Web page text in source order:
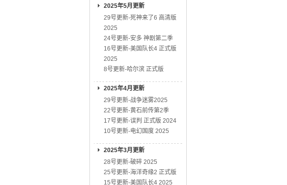
2025年5月更新
29号更新-死神来了6 高清版
2025
24号更新-安多 神剧第二季
16号更新-美国队长4 正式版
2025
8号更新-哈尔滨 正式版
2025年4月更新
29号更新-战争迷雾2025
22号更新-黄石前传第2季
17号更新-误判 正式版 2024
10号更新-电幻国度 2025
2025年3月更新
28号更新-破碎 2025
25号更新-海洋奇缘2 正式版
15号更新-美国队长4 2025